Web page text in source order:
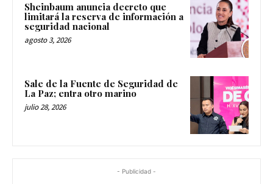
Sheinbaum anuncia decreto que
limitará la reserva de información a
seguridad nacional
agosto 3, 2026
Sale de la Fuente de Seguridad de
La Paz; entra otro marino
julio 28, 2026
- Publicidad -